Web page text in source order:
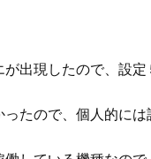
出現したので、設定
たので、個人的には